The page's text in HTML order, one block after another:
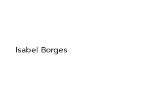
Isabel Borges